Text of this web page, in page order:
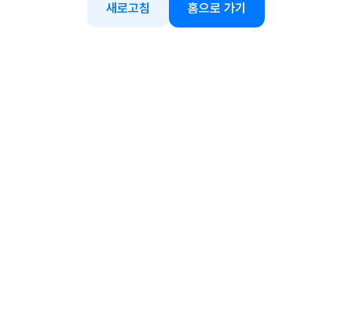
새로고침 홈으로 가기